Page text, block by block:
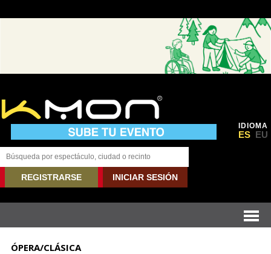
IDIOMA
ES EU
REGISTRARSE INICIAR SESIÓN
ÓPERA/CLÁSICA